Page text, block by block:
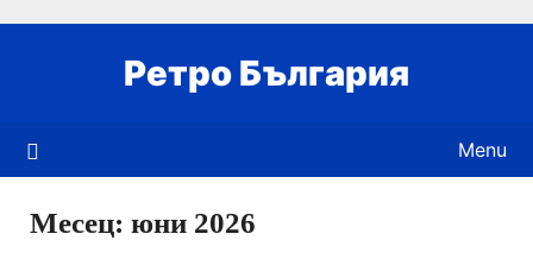
Ретро България
Menu
Месец: юни 2026